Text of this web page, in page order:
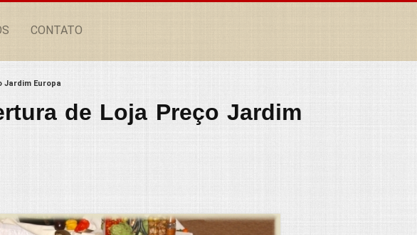
CONTATO
Europa
de Loja Preço Jardim